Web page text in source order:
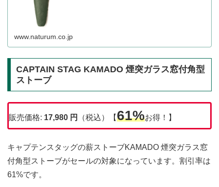
www.naturum.co.jp
CAPTAIN STAG KAMADO 煙突ガラス窓付角型
ストーブ
販売価格: 17,980 円 （税込）【61%お得！】
キャプテンスタッグの薪ストーブKAMADO 煙突ガラス窓
付角型ストーブがセールの対象になっています。割引率は
61%です。